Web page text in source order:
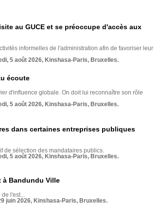
au GUCE et se préoccupe d'accès aux
informelles de l'administration afin de favoriser leur
5 août 2026, Kinshasa-Paris, Bruxelles.
écoute
d'influence globale. On doit lui reconnaître son rôle
5 août 2026, Kinshasa-Paris, Bruxelles.
dans certaines entreprises publiques
de sélection des mandataires publics.
5 août 2026, Kinshasa-Paris, Bruxelles.
Bandundu Ville
de l'est...
juin 2026, Kinshasa-Paris, Bruxelles.